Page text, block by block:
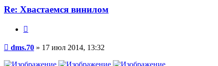
Re: Хвастаемся винилом
Сообщение
dms.70 » 17 июл 2014, 13:32